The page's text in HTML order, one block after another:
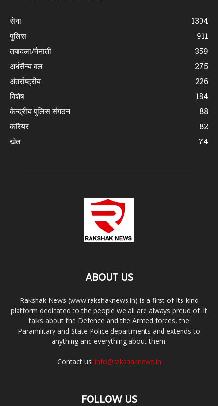
सेना
1304
पुलिस
911
तबादला/तैनाती
359
अर्धसैन्य बल
275
अंतर्राष्ट्रीय
226
विशेष
184
केन्द्रीय पुलिस संगठन
88
करियर
82
खेल
74
ABOUT US
Rakshak News (www.rakshaknews.in) is a first-of-its-kind
platform dedicated to the people we all are always proud of. It
talks about the Defence and the Armed forces, the
Paramilitary and State Police departments and extends to
anything and everything about them.
Contact us: info@rakshaknews.in
FOLLOW US